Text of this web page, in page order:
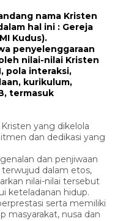
nama Kristen
hal ini : Gereja
Kudus).
penyelenggaraan
nilai-nilai Kristen
pola interaksi,
kurikulum,
termasuk
yang dikelola
dan dedikasi yang
dan penjiwaan
dalam etos,
nilai-nilai tersebut
keteladanan hidup.
serta memiliki
masyarakat, nusa dan